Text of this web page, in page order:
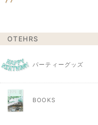
OTEHRS
パーティーグッズ
BOOKS